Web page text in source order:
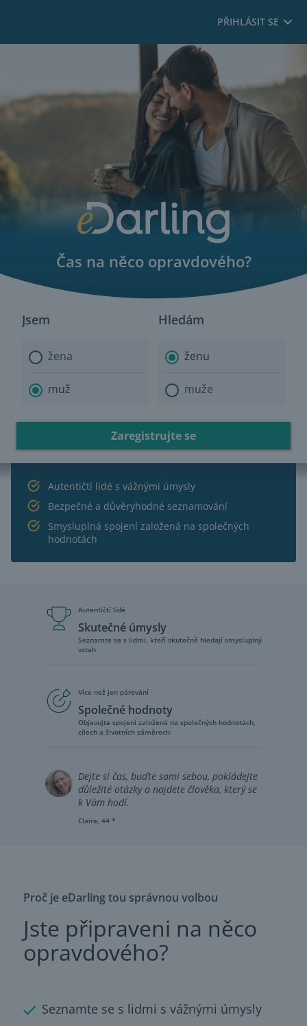
PŘIHLÁSIT SE
Čas na něco opravdového?
Jsem
žena
muž
Hledám
ženu
muže
Zaregistrujte se
Autentičtí lidé s vážnými úmysly
Bezpečné a důvěryhodné seznamování
Smysluplná spojení založená na společných
hodnotách
Autentičtí lidé
Skutečné úmysly
Seznamte se s lidmi, kteří skutečně hledají smysluplný
vztah.
Více než jen párování
Společné hodnoty
Objevujte spojení založená na společných hodnotách,
cílech a životních záměrech.
Dejte si čas, buďte sami sebou, pokládejte
důležité otázky a najdete člověka, který se
k Vám hodí.
Claire, 44 *
Proč je eDarling tou správnou volbou
Jste připraveni na něco
opravdového?
Seznamte se s lidmi s vážnými úmysly